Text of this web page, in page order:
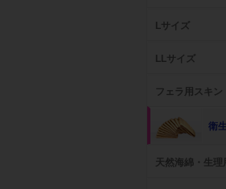
Lサイズ
LLサイズ
フェラ用スキ
衛
天然海綿・生理